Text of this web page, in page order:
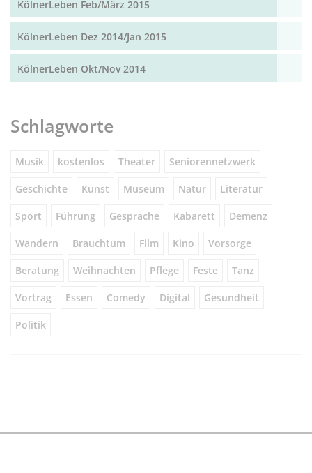
KölnerLeben Feb/März 2015
KölnerLeben Dez 2014/Jan 2015
KölnerLeben Okt/Nov 2014
Schlagworte
Musik kostenlos Theater Seniorennetzwerk
Geschichte Kunst Museum Natur Literatur
Sport Führung Gespräche Kabarett Demenz
Wandern Brauchtum Film Kino Vorsorge
Beratung Weihnachten Pflege Feste Tanz
Vortrag Essen Comedy Digital Gesundheit
Politik